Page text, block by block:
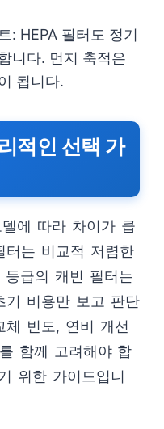
: HEPA 필터도 정기
니다. 먼지 축적은
됩니다.
적인 선택 가
에 따라 차이가 큽
터는 비교적 저렴한
등급의 캐빈 필터는
기 비용만 보고 판단
체 빈도, 연비 개선
함께 고려해야 합
위한 가이드입니